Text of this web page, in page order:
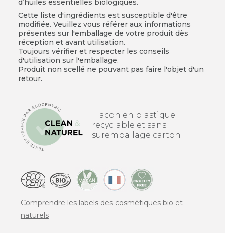
d’huiles essentielles biologiques.
Cette liste d'ingrédients est susceptible d'être
modifiée. Veuillez vous référer aux informations
présentes sur l'emballage de votre produit dès
réception et avant utilisation.
Toujours vérifier et respecter les conseils
d'utilisation sur l'emballage.
Produit non scellé ne pouvant pas faire l'objet d'un
retour.
Flacon en plastique
recyclable et sans
suremballage carton
Comprendre les labels des cosmétiques bio et
naturels